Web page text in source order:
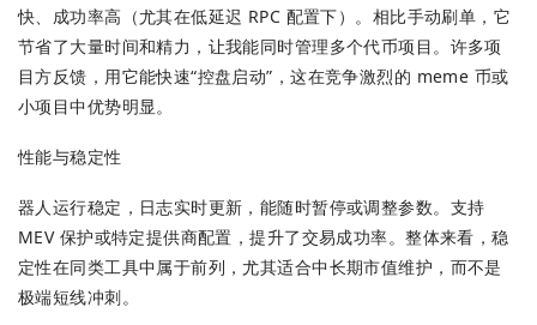
快、成功率高（尤其在低延迟 RPC 配置下）。相比手动刷单，它
节省了大量时间和精力，让我能同时管理多个代币项目。许多项
目方反馈，用它能快速“控盘启动”，这在竞争激烈的 meme 币或
小项目中优势明显。
性能与稳定性
器人运行稳定，日志实时更新，能随时暂停或调整参数。支持
MEV 保护或特定提供商配置，提升了交易成功率。整体来看，稳
定性在同类工具中属于前列，尤其适合中长期市值维护，而不是
极端短线冲刺。